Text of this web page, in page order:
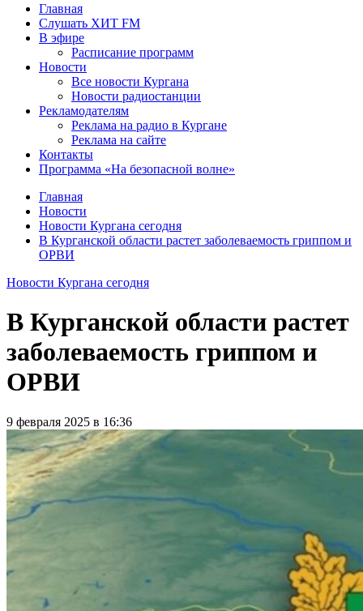
Главная
Слушать ХИТ FM
В эфире
Расписание программ
Новости
Все новости Кургана
Новости радиостанции
Рекламодателям
Реклама на радио в Кургане
Реклама на сайте
Контакты
Программа «На безопасной волне»
Главная
Новости
Новости Кургана сегодня
В Курганской области растет заболеваемость гриппом и
ОРВИ
Новости Кургана сегодня
В Курганской области растет
заболеваемость гриппом и
ОРВИ
9 февраля 2025 в 16:36